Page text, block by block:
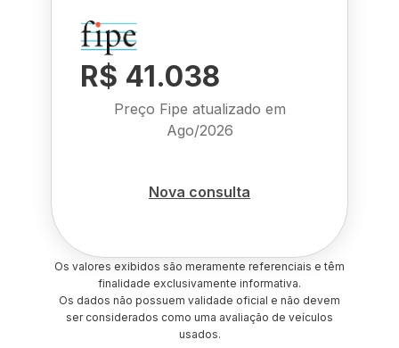
R$ 41.038
Preço Fipe atualizado em
Ago/2026
Nova consulta
Os valores exibidos são meramente referenciais e têm
finalidade exclusivamente informativa.
Os dados não possuem validade oficial e não devem
ser considerados como uma avaliação de veículos
usados.